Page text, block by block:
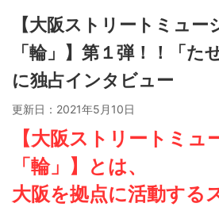
【大阪ストリートミュー
「輪」】第１弾！！「た
に独占インタビュー
更新日： 2021年5月10日
【大阪ストリートミュ
「輪」】とは、
大阪を拠点に活動する